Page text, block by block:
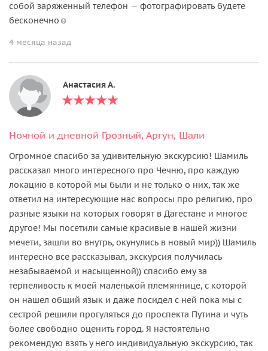
собой заряженный телефон — фотографировать будете
бесконечно☺️
4 месяца назад
Анастасия А.
Ночной и дневной Грозный, Аргун, Шали
Огромное спасибо за удивительную экскурсию! Шамиль
рассказал много интересного про Чечню, про каждую
локацию в которой мы были и не только о них, так же
ответил на интересующие нас вопросы про религию, про
разные языки на которых говорят в Дагестане и многое
другое! Мы посетили самые красивые в нашей жизни
мечети, зашли во внутрь, окунулись в новый мир)) Шамиль
интересно все рассказывал, экскурсия получилась
незабываемой и насыщенной)) спасибо ему за
терпеливость к моей маленькой племяннице, с которой
он нашел общий язык и даже посидел с ней пока мы с
сестрой решили прогуляться до проспекта Путина и чуть
более свободно оценить город. Я настоятельно
рекомендую взять у него индивидуальную экскурсию, так